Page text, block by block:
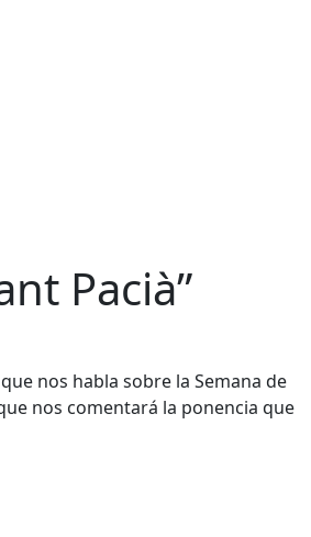
Pacià”
nos habla sobre la Semana de
nos comentará la ponencia que